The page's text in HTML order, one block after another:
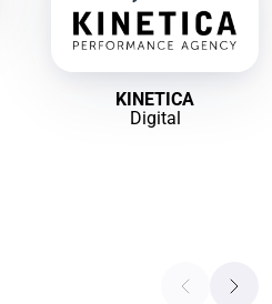
KINETICA
Digital